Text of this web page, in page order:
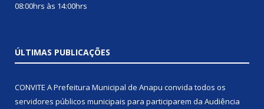
08:00hrs às 14:00hrs
ÚLTIMAS PUBLICAÇÕES
CONVITE A Prefeitura Municipal de Anapu convida todos os
servidores públicos municipais para participarem da Audiência